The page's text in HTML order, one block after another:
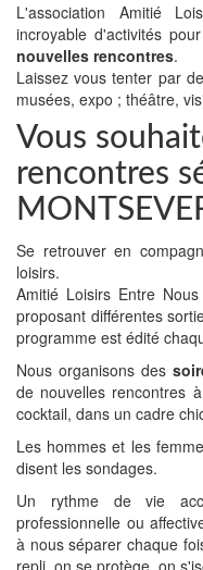
L'association Amitié
incroyable d'activités
nouvelles rencontres.
Laissez vous tenter par
musées, expo ; théâtre,
Vous
rencontres
Se retrouver en
loisirs.
Amitié Loisirs Entre
proposant différentes
programme est édité
Nous organisons des
de nouvelles rencontres
cocktail, dans un cadre
Les hommes et les
disent les sondages.
Un rythme de vie
professionnelle ou
à nous séparer chaque
repli, on se protège, on